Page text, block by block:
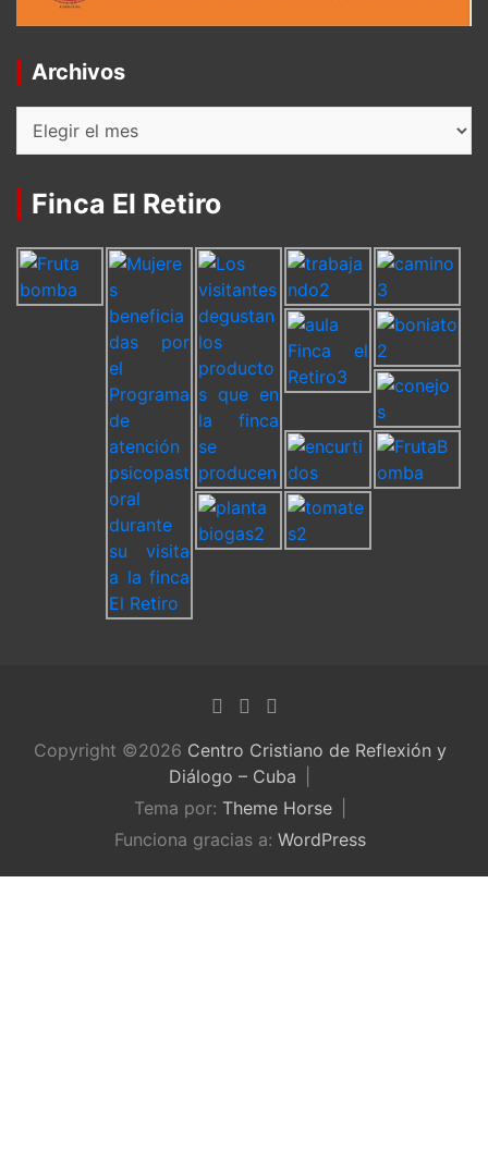
Archivos
Archivos
Finca El Retiro
Copyright ©2026 Centro Cristiano de Reflexión y
Diálogo – Cuba
Tema por: Theme Horse
Funciona gracias a: WordPress